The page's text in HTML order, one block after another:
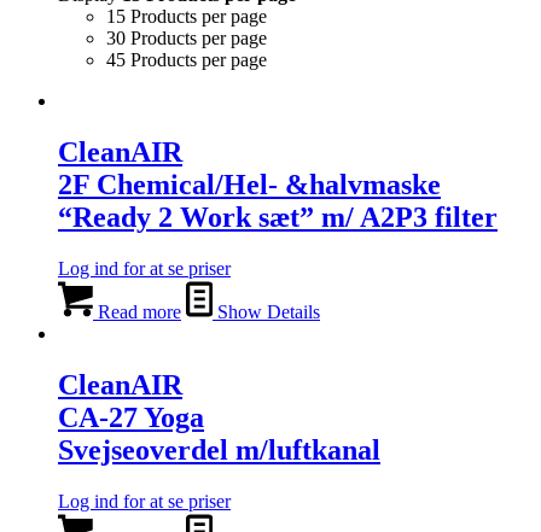
15 Products per page
30 Products per page
45 Products per page
CleanAIR
2F Chemical/Hel- &halvmaske
“Ready 2 Work sæt” m/ A2P3 filter
Log ind for at se priser
Read more Show Details
CleanAIR
CA-27 Yoga
Svejseoverdel m/luftkanal
Log ind for at se priser